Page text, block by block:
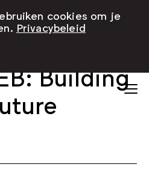
Building
cookies om je
Privacybeleid